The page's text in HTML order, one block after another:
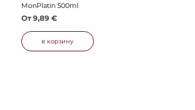
MonPlatin 500ml
От9,89 €
Цена со скидкой
в корзину